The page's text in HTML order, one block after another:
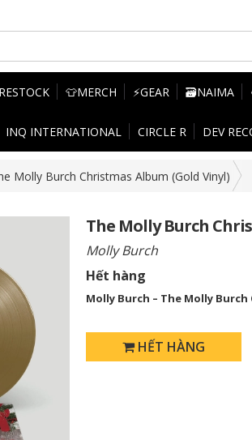
👕MERCH ⚡GEAR 🗃️NAIMA
INQ INTERNATIONAL CIRCLE R DEV
Molly Burch Christmas Album (Gold Vinyl)
The Molly Burch
Molly Burch
Hết hàng
Molly Burch – The Molly
HẾT HÀNG